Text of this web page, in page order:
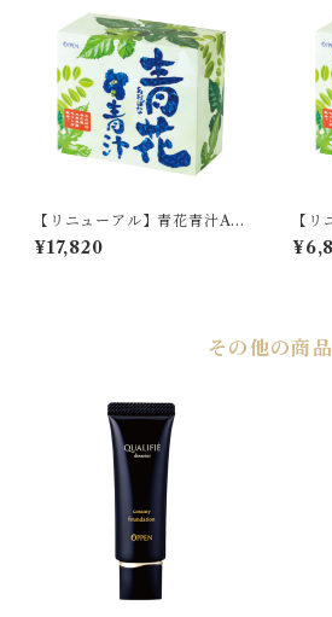
【リニューアル】青花青汁A 3
箱入り
¥17,820
【
その他の商品